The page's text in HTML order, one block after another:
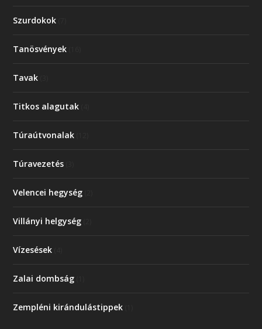
Szurdokok
Tanösvények
Tavak
Titkos alagutak
Túraútvonalak
Túravezetés
Velencei hegység
Villányi helgység
Vízesések
Zalai dombság
Zempléni kirándulástippek